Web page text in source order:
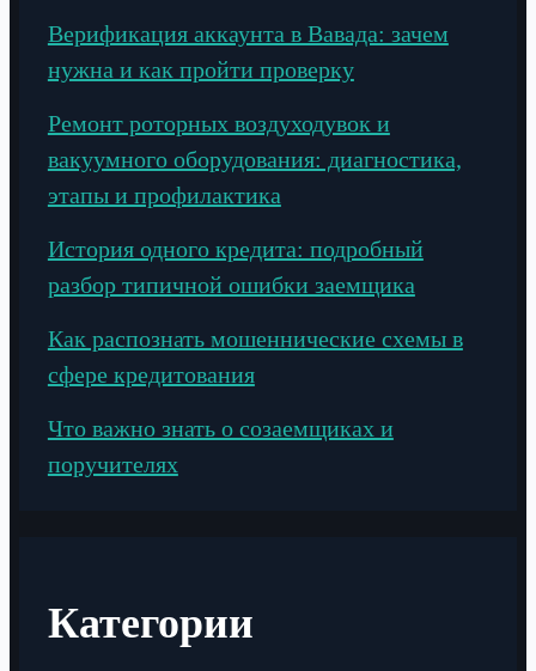
Верификация аккаунта в Вавада: зачем
нужна и как пройти проверку
Ремонт роторных воздуходувок и
вакуумного оборудования: диагностика,
этапы и профилактика
История одного кредита: подробный
разбор типичной ошибки заемщика
Как распознать мошеннические схемы в
сфере кредитования
Что важно знать о созаемщиках и
поручителях
Категории